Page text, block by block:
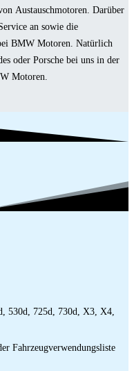
Austauschmotoren. Darüber
an sowie die
BMW Motoren. Natürlich
oder Porsche bei uns in der
Motoren.
530d, 725d, 730d, X3, X4,
Fahrzeugverwendungsliste